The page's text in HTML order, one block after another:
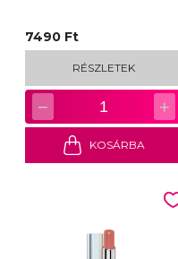
7490 Ft
RÉSZLETEK
− 1 +
KOSÁRBA